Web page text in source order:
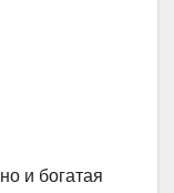
и богатая